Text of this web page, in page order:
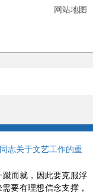
网站地图
志关于文艺工作的重
而就，因此要克服浮
要有理想信念支撑，